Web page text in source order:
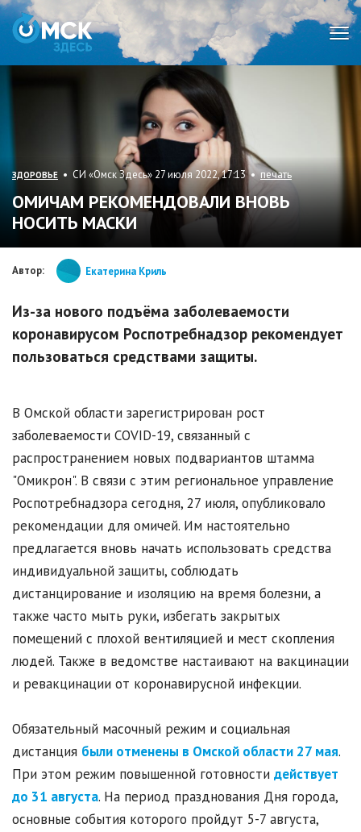
ЗДОРОВЬЕ • СИ «Омск Здесь» 27 июля 2022, 17:13 •печать
ОМИЧАМ РЕКОМЕНДОВАЛИ ВНОВЬ
НОСИТЬ МАСКИ
Автор: Екатерина Криль
Из-за нового подъёма заболеваемости
коронавирусом Роспотребнадзор рекомендует
пользоваться средствами защиты.
В Омской области зарегистрирован рост
заболеваемости COVID-19, связанный с
распространением новых подвариантов штамма
"Омикрон". В связи с этим региональное управление
Роспотребнадзора сегодня, 27 июля, опубликовало
рекомендации для омичей. Им настоятельно
предлагается вновь начать использовать средства
индивидуальной защиты, соблюдать
дистанцирование и изоляцию на время болезни, а
также часто мыть руки, избегать закрытых
помещений с плохой вентиляцией и мест скопления
людей. Также в ведомстве настаивают на вакцинации
и ревакцинации от коронавирусной инфекции.
Обязательный масочный режим и социальная
дистанция были отменены в Омской области 27 мая.
При этом режим повышенной готовности действует
до 31 августа. На период празднования Дня города,
основные события которого пройдут 5-7 августа,